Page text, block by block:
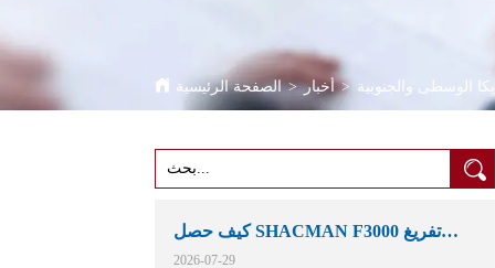
الصفحة الرئيسية > أخبار > الوسطى والجنوبية
كيف حصل SHACMAN F3000 تفريغ
الشاحنات مكانهم في التعدين الأفريقية
2026-07-29